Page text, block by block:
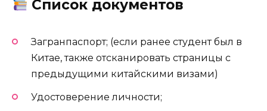
Список документов
Загранпаспорт; (если ранее студент был в
Китае, также отсканировать страницы с
предыдущими китайскими визами)
Удостоверение личности;